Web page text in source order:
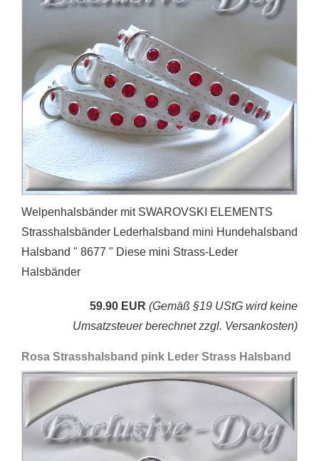
Welpenhalsbänder mit SWAROVSKI ELEMENTS
Strasshalsbänder Lederhalsband mini Hundehalsband
Halsband " 8677 " Diese mini Strass-Leder
Halsbänder
59.90 EUR (Gemäß §19 UStG wird keine
Umsatzsteuer berechnet zzgl. Versankosten)
Rosa Strasshalsband pink Leder Strass Halsband